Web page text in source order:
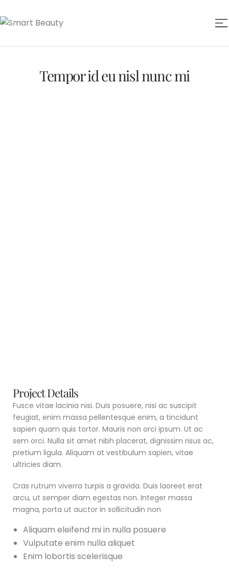
Tempor id eu nisl nunc mi
Project Details
Fusce vitae lacinia nisi. Duis posuere, nisi ac suscipit
feugiat, enim massa pellentesque enim, a tincidunt
sapien quam quis tortor. Mauris non orci ipsum. Ut ac
sem orci. Nulla sit amet nibh placerat, dignissim risus ac,
pretium ligula. Aliquam at vestibulum sapien, vitae
ultricies diam.
Cras rutrum viverra turpis a gravida. Duis laoreet erat
arcu, ut semper diam egestas non. Integer massa
magna, porta ut auctor in sollicitudin non
Aliquam eleifend mi in nulla posuere
Vulputate enim nulla aliquet
Enim lobortis scelerisque